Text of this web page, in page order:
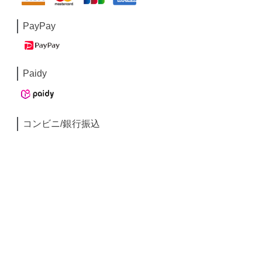
PayPay
Paidy
コンビニ/銀行振込